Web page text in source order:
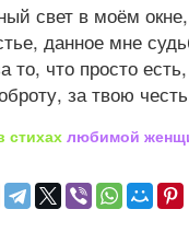
свет в моём окне,
данное мне
то, что просто есть,
за твою
стихах любимой